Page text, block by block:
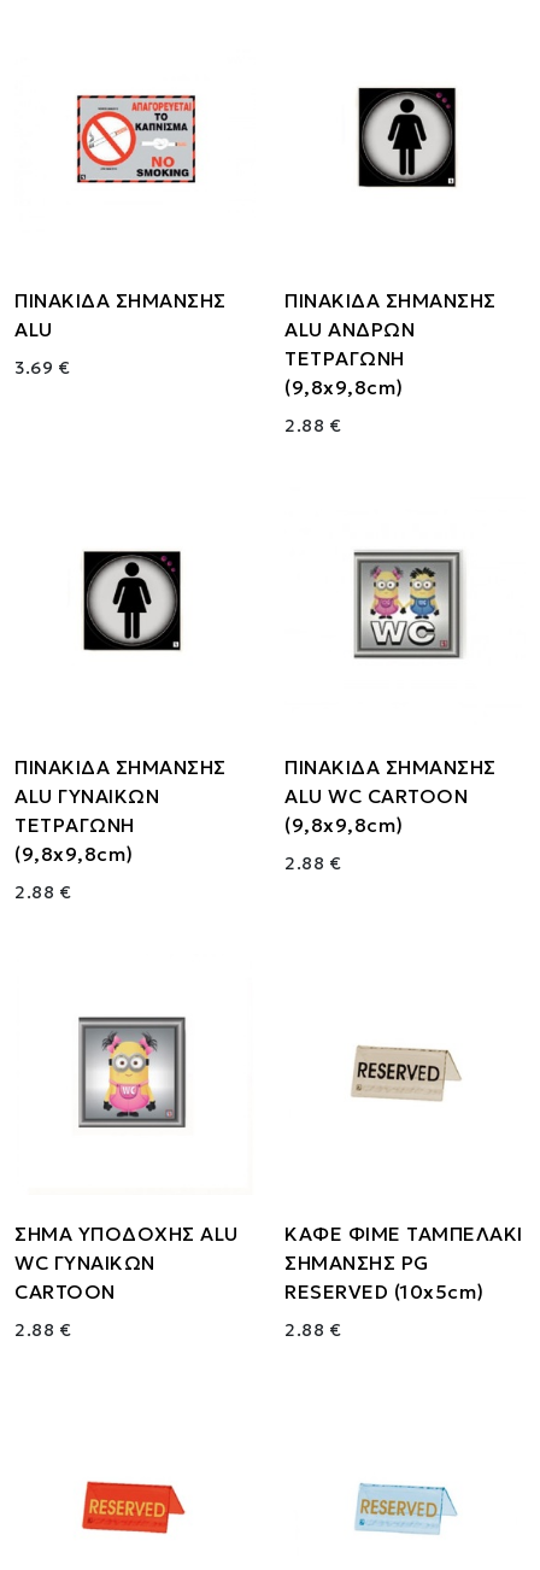
ΠΙΝΑΚΙΔΑ ΣΗΜΑΝΣΗΣ
ALU
3.69 €
ΠΙΝΑΚΙΔΑ ΣΗΜΑΝΣΗΣ
ALU ΑΝΔΡΩΝ
ΤΕΤΡΑΓΩΝΗ
(9,8x9,8cm)
2.88 €
ΠΙΝΑΚΙΔΑ ΣΗΜΑΝΣΗΣ
ALU ΓΥΝΑΙΚΩΝ
ΤΕΤΡΑΓΩΝΗ
(9,8x9,8cm)
2.88 €
ΠΙΝΑΚΙΔΑ ΣΗΜΑΝΣΗΣ
ALU WC CARTOON
(9,8x9,8cm)
2.88 €
ΣΗΜΑ ΥΠΟΔΟΧΗΣ ALU
WC ΓΥΝΑΙΚΩΝ
CARTOON
2.88 €
ΚΑΦΕ ΦΙΜΕ ΤΑΜΠΕΛΑΚΙ
ΣΗΜΑΝΣΗΣ PG
RESERVED (10x5cm)
2.88 €